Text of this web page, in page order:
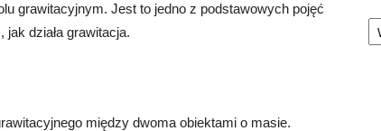
grawitacyjnym. Jest to jedno z podstawowych pojęć
działa grawitacja.
między dwoma obiektami o masie.